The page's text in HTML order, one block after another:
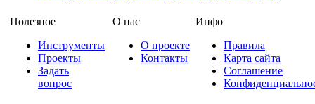
Полезное
Инструменты
Проекты
Задать
вопрос
О нас
О проекте
Контакты
Инфо
Правила
Карта сайта
Соглашение